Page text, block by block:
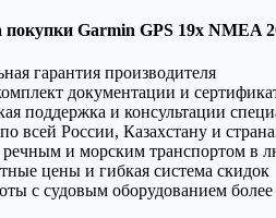
Garmin GPS 19x NMEA
гарантия производителя
документации и
поддержка и консультации
всей России, Казахстану и
и морским транспортом в
цены и гибкая система скидок
с судовым оборудованием более